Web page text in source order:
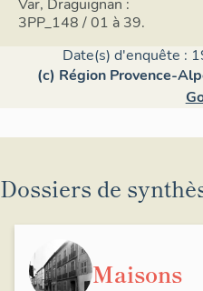
Var, Draguignan :
3PP_148 / 01 à 39.
Date(s) d'enquête :
(c) Région Provence-
Dossiers de
Maisons